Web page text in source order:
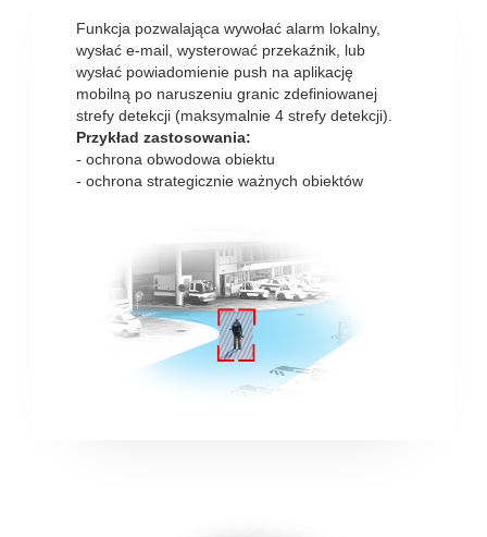
Funkcja pozwalająca wywołać alarm lokalny,
wysłać e-mail, wysterować przekaźnik, lub
wysłać powiadomienie push na aplikację
mobilną po naruszeniu granic zdefiniowanej
strefy detekcji (maksymalnie 4 strefy detekcji).
Przykład zastosowania:
- ochrona obwodowa obiektu
- ochrona strategicznie ważnych obiektów